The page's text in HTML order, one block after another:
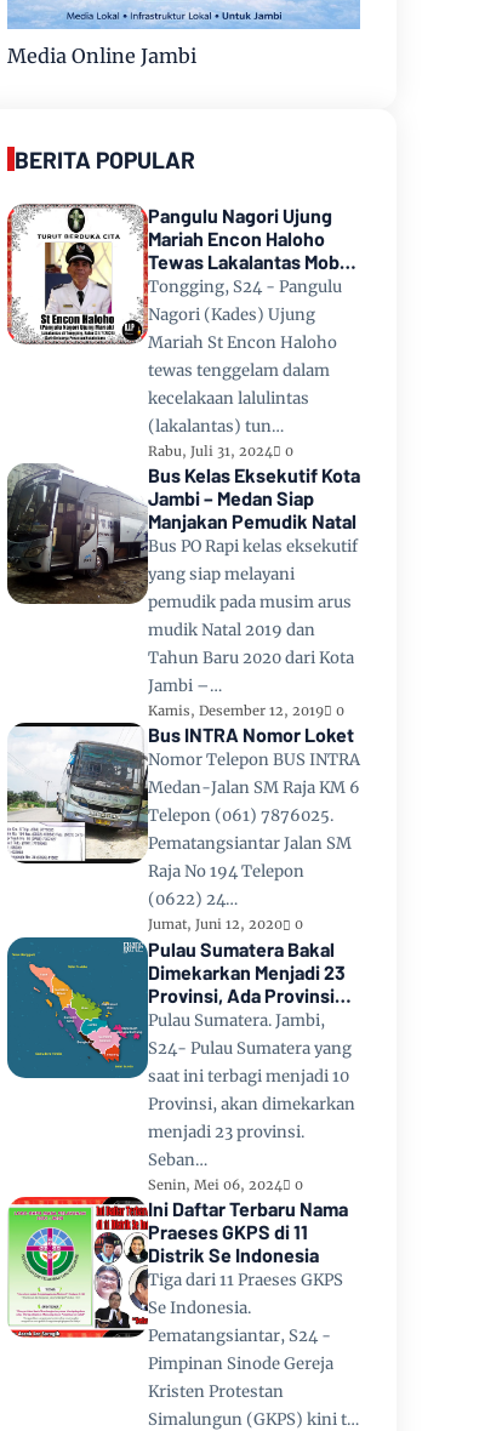
Media Online Jambi
BERITA POPULAR
Pangulu Nagori Ujung
Mariah Encon Haloho
Tewas Lakalantas Mobil
Terjun ke Danau Toba di
Tongging
Tongging, S24 - Pangulu
Nagori (Kades) Ujung
Mariah St Encon Haloho
tewas tenggelam dalam
kecelakaan lalulintas
(lakalantas) tun…
Rabu, Juli 31, 2024 0
Bus Kelas Eksekutif Kota
Jambi – Medan Siap
Manjakan Pemudik Natal
Bus PO Rapi kelas eksekutif
yang siap melayani
pemudik pada musim arus
mudik Natal 2019 dan
Tahun Baru 2020 dari Kota
Jambi –…
Kamis, Desember 12, 2019 0
Bus INTRA Nomor Loket
Nomor Telepon BUS INTRA
Medan-Jalan SM Raja KM 6
Telepon (061) 7876025.
Pematangsiantar Jalan SM
Raja No 194 Telepon
(0622) 24…
Jumat, Juni 12, 2020 0
Pulau Sumatera Bakal
Dimekarkan Menjadi 23
Provinsi, Ada Provinsi
Toba Raya dan Provinsi
Tapanuli
Pulau Sumatera. Jambi,
S24- Pulau Sumatera yang
saat ini terbagi menjadi 10
Provinsi, akan dimekarkan
menjadi 23 provinsi.
Seban…
Senin, Mei 06, 2024 0
Ini Daftar Terbaru Nama
Praeses GKPS di 11
Distrik Se Indonesia
Tiga dari 11 Praeses GKPS
Se Indonesia.
Pematangsiantar, S24 -
Pimpinan Sinode Gereja
Kristen Protestan
Simalungun (GKPS) kini t…